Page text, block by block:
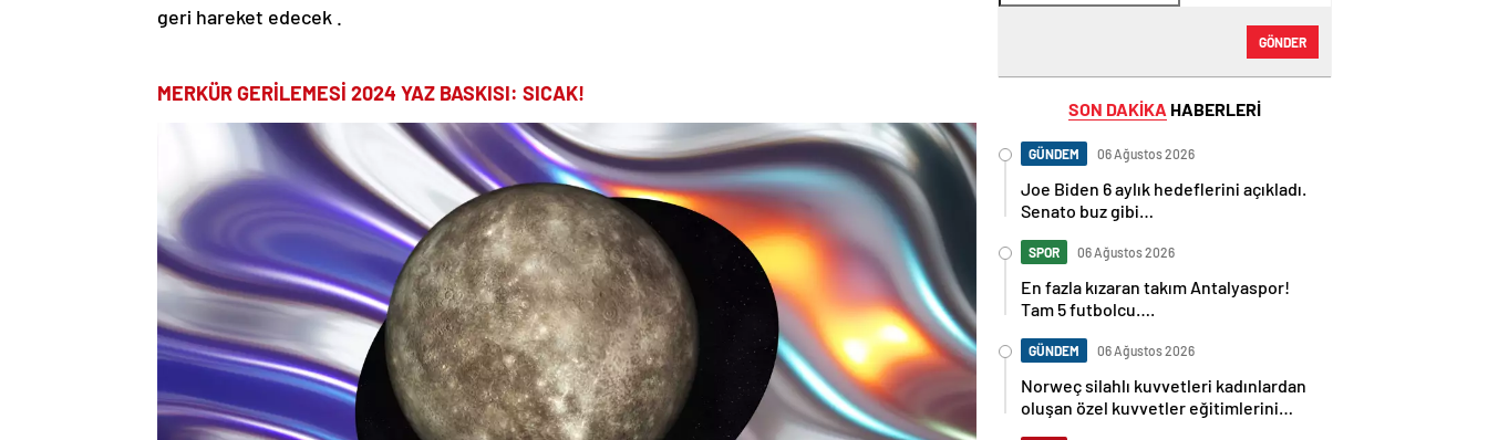
geri hareket edecek .
MERKÜR GERİLEMESİ 2024 YAZ BASKISI: SICAK!
GÖNDER
SON DAKİKA HABERLERİ
GÜNDEM 06 Ağustos 2026
Joe Biden 6 aylık hedeflerini açıkladı.
Senato buz gibi…
SPOR 06 Ağustos 2026
En fazla kızaran takım Antalyaspor!
Tam 5 futbolcu….
GÜNDEM 06 Ağustos 2026
Norweç silahlı kuvvetleri kadınlardan
oluşan özel kuvvetler eğitimlerini